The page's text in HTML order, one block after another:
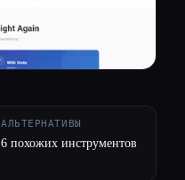
АЛЬТЕРНАТИВЫ
6 похожих инструментов